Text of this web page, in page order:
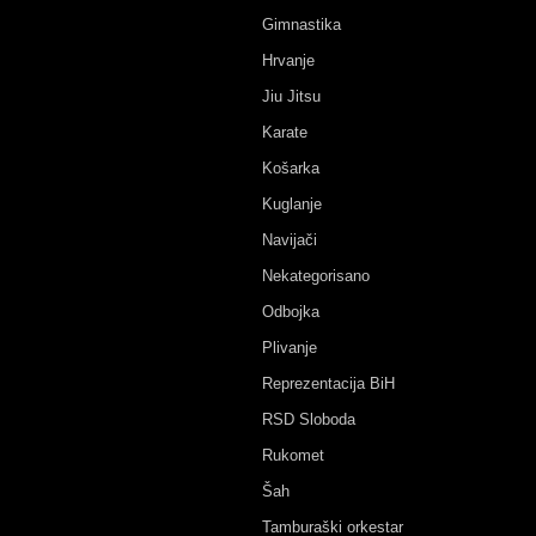
Gimnastika
Hrvanje
Jiu Jitsu
Karate
Košarka
Kuglanje
Navijači
Nekategorisano
Odbojka
Plivanje
Reprezentacija BiH
RSD Sloboda
Rukomet
Šah
Tamburaški orkestar